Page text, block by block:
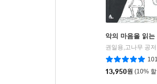
악의 마음을 읽는
권일용,고나무 공저
13,950원 (10%